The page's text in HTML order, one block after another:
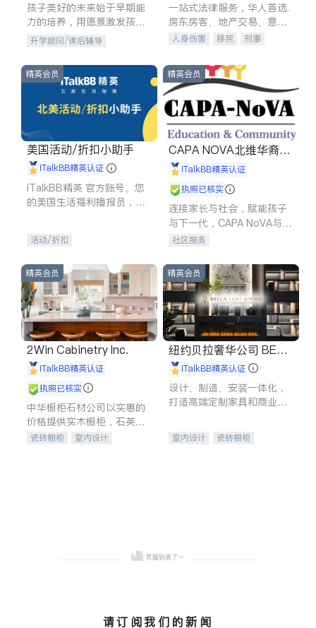
孩子美好的未来始于早期能
力的培养，用愿景激发孩子
的学习潜力和动力。理念：
拥有成长型心态是成功的基
石。
升学顾问/课后辅导
一站式法律服务，华人首选.
房东房客、地产交易、意外
伤害、车祸重伤、商业诉
建筑合同、刑事案件全包办
人身伤害 移民
刑事
信托/遗嘱
商业
索赔
律师-其它 保释
精英会员
美国活动/折扣小助手
iTalkBB精英认证
iTalkBB精英 官方账号。您
的美国生活福利播报员，精
专属福利。
活动/折扣
精英会员
CAPA NOVA北维华裔家
长会iTalkBB精英认证
执照已核实
连接家长与社会，赋能孩子
与下一代，CAPA NoVA与您
携手建设包容、公平、充满
社区服务
精英会员
2Win Cabinetry Inc.
iTalkBB精英认证
执照已核实
中华橱柜石材公司以实惠的
价格提供实木橱柜，石英石
台面，多种优质不锈钢水
瓷砖橱柜
室内设计
精英会员
纽约贝拉奢华公司 BELL
A LUXE
iTalkBB精英认证
设计、制造、安装一体化，
打造高端定制家具和商业空
室内设计
瓷砖橱柜
请订阅我们的新闻